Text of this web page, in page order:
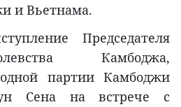
и Вьетнама.
Председателя
Камбоджа,
партии Камбоджи
Сена на встрече с